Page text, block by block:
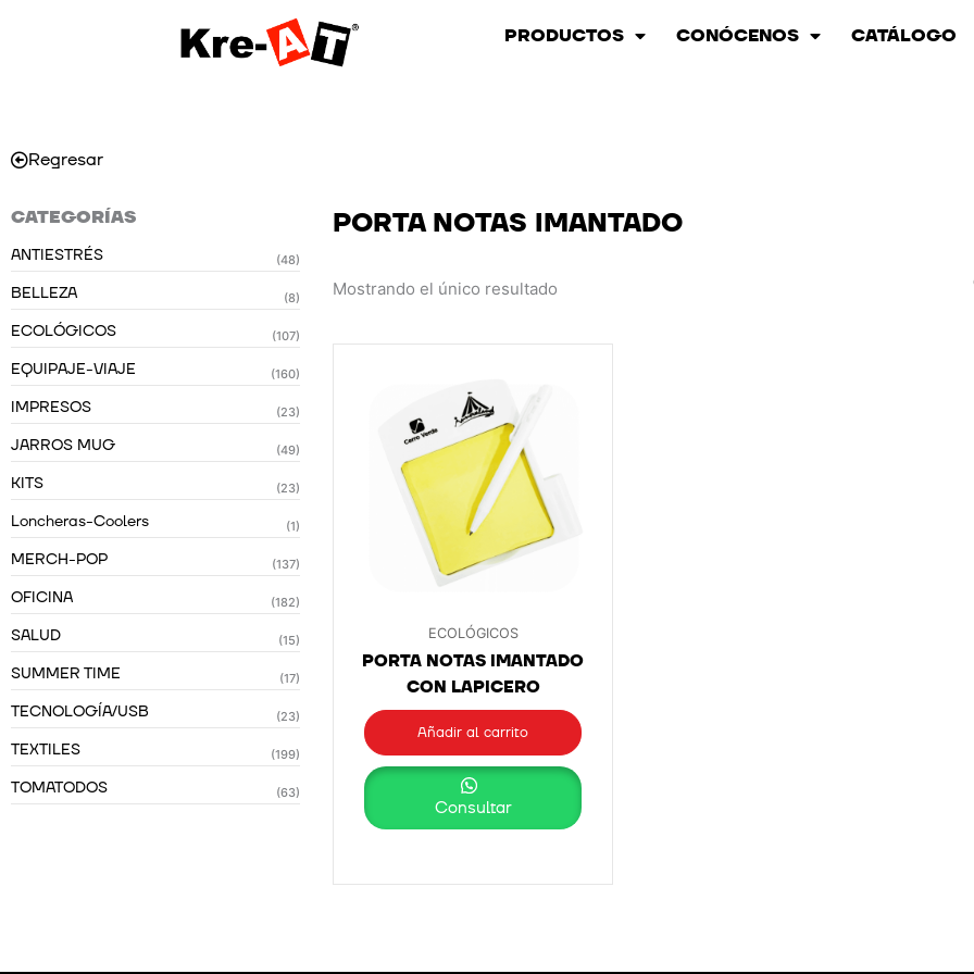
PRODUCTOS CONÓCENOS CATÁLOGO
Regresar
CATEGORÍAS
ANTIESTRÉS (48)
BELLEZA (8)
ECOLÓGICOS (107)
EQUIPAJE-VIAJE (160)
IMPRESOS (23)
JARROS MUG (49)
KITS (23)
Loncheras-Coolers (1)
MERCH-POP (137)
OFICINA (182)
SALUD (15)
SUMMER TIME (17)
TECNOLOGÍA/USB (23)
TEXTILES (199)
TOMATODOS (63)
PORTA NOTAS IMANTADO
Mostrando el único resultado
ECOLÓGICOS
PORTA NOTAS IMANTADO
CON LAPICERO
Añadir al carrito
Consultar